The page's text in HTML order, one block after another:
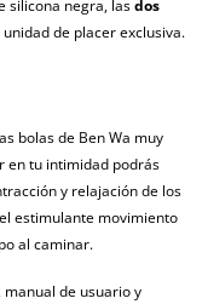
silicona negra, lasdos
de placer exclusiva.
bolas de Ben Wa muy
en tu intimidad podrás
y relajación de los
estimulante movimiento
al caminar.
manual de usuario y